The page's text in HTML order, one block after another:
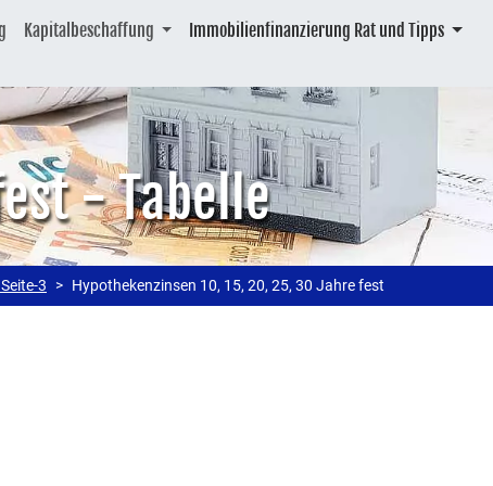
Kapitalbeschaffung Immobilienfinanzierung Rat und Tipps
- Tabelle
3 Hypothekenzinsen 10, 15, 20, 25, 30 Jahre fest